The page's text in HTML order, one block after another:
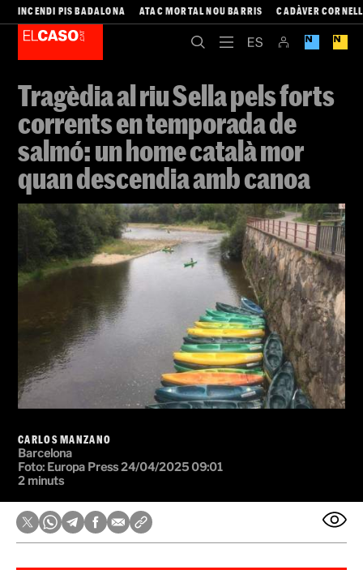
INCENDI PIS BADALONA ATAC MORTAL NOU BARRIS CADÀVER
Tragèdia al riu Sella pels forts
corrents en temporada de
salmó: un home català mor
quan descendia amb canoa
CARLOS MANZANO
Barcelona
Foto: Europa Press24/04/2025 09:01
2 minuts